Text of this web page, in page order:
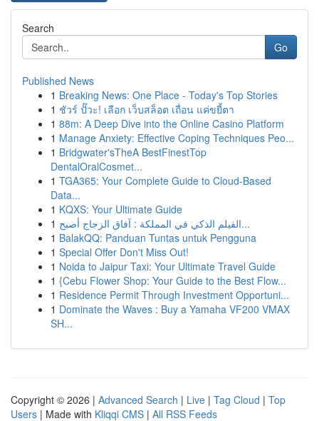
Search
Go
Published News
1 Breaking News: One Place - Today's Top Stories
1 ชัวร์ ปั๊วะ! เลือก เว็บสล็อต เถื่อน แค่ขยี้ตา
1 88m: A Deep Dive into the Online Casino Platform
1 Manage Anxiety: Effective Coping Techniques Peo...
1 Bridgwater'sTheA BestFinestTop
DentalOralCosmet...
1 TGA365: Your Complete Guide to Cloud-Based
Data...
1 KQXS: Your Ultimate Guide
1
الفيلم الذكي في المملكة : آفاق الزجاج أصبح...
1 BalakQQ: Panduan Tuntas untuk Pengguna
1 Special Offer Don't Miss Out!
1 Noida to Jaipur Taxi: Your Ultimate Travel Guide
1 {Cebu Flower Shop: Your Guide to the Best Flow...
1 Residence Permit Through Investment Opportuni...
1 Dominate the Waves : Buy a Yamaha VF200 VMAX
SH...
Copyright © 2026 | Advanced Search | Live | Tag Cloud | Top
Users | Made with Kliqqi CMS | All RSS Feeds